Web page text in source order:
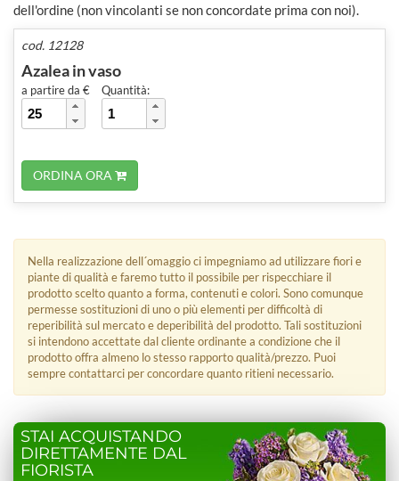
dell'ordine (non vincolanti se non concordate prima con noi).
cod. 12128
Azalea in vaso
a partire da € Quantità:
ORDINA ORA
Nella realizzazione dell´omaggio ci impegniamo ad utilizzare fiori e
piante di qualità e faremo tutto il possibile per rispecchiare il
prodotto scelto quanto a forma, contenuti e colori. Sono comunque
permesse sostituzioni di uno o più elementi per difficoltà di
reperibilità sul mercato e deperibilità del prodotto. Tali sostituzioni
si intendono accettate dal cliente ordinante a condizione che il
prodotto offra almeno lo stesso rapporto qualità/prezzo. Puoi
sempre contattarci per concordare quanto ritieni necessario.
STAI ACQUISTANDO
DIRETTAMENTE DAL
FIORISTA